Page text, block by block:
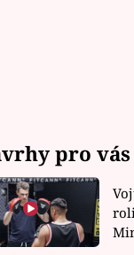
pro vás